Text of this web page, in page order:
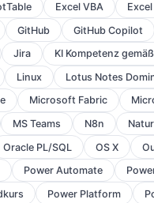
Excel VBA
GitHub GitHub Copilot
Jira KI Kompetenz
Linux Lotus Notes
Microsoft Fabric
MS Teams N8n
Oracle PL/SQL OS X
Power Automate
Power Platform